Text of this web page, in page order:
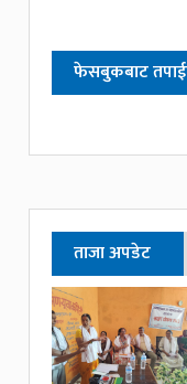
फेसबुकबाट
ताजा अपडेट